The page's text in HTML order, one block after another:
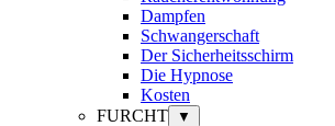
Dampfen
Schwangerschaft
Der Sicherheitsschirm
Die Hypnose
Kosten
FURCHT
▼